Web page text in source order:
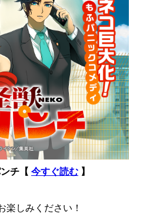
チ【 今すぐ読む 】
楽しみください！